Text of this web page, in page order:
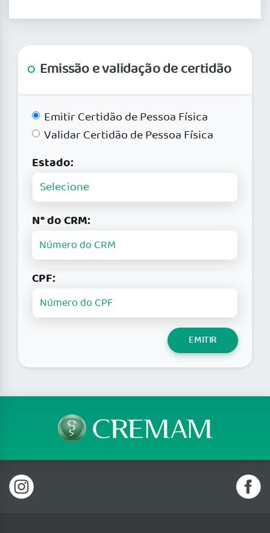
Emissão e validação de certidão
Emitir Certidão de Pessoa Física
Validar Certidão de Pessoa Física
Estado:
N° do CRM:
CPF:
EMITIR